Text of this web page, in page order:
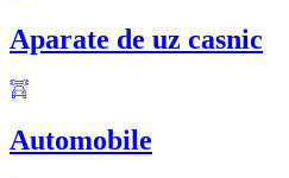
Aparate de uz casnic
Automobile